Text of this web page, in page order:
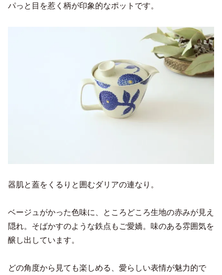
パっと目を惹く柄が印象的なポットです。
器肌と蓋をくるりと囲むダリアの連なり。
ベージュがかった色味に、ところどころ生地の赤みが見え
隠れ。そばかすのような鉄点もご愛嬌。味のある雰囲気を
醸し出しています。
どの角度から見ても楽しめる、愛らしい表情が魅力的で